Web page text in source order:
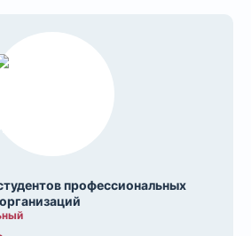
профессиональных